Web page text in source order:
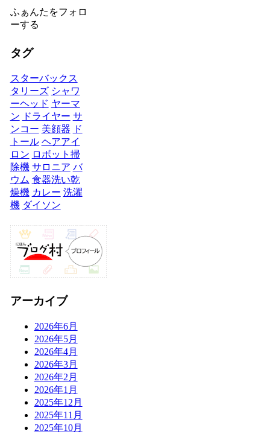
ふぁんたをフォロ
ーする
タグ
スターバックス
タリーズ シャワ
ーヘッド ヤーマ
ン ドライヤー サ
ンコー 美顔器 ド
トール ヘアアイ
ロン ロボット掃
除機 サロニア バ
ウム 食器洗い乾
燥機 カレー 洗濯
機 ダイソン
アーカイブ
2026年6月
2026年5月
2026年4月
2026年3月
2026年2月
2026年1月
2025年12月
2025年11月
2025年10月